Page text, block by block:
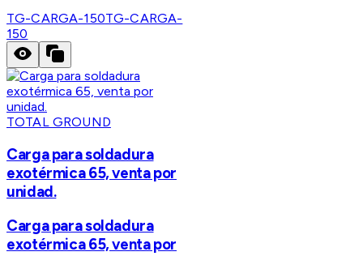
TG-CARGA-150TG-CARGA-
150
TOTAL GROUND
Carga para soldadura
exotérmica 65, venta por
unidad.
Carga para soldadura
exotérmica 65, venta por